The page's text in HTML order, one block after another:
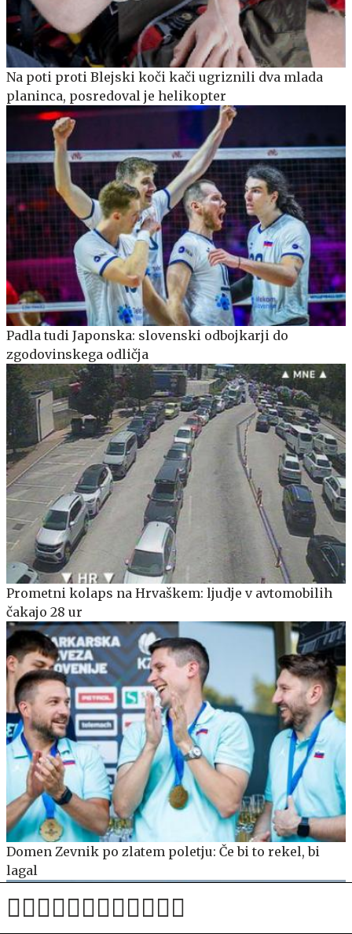
Na poti proti Blejski koči kači ugriznili dva mlada
planinca, posredoval je helikopter
Padla tudi Japonska: slovenski odbojkarji do
zgodovinskega odličja
Prometni kolaps na Hrvaškem: ljudje v avtomobilih
čakajo 28 ur
Domen Zevnik po zlatem poletju: Če bi to rekel, bi
lagal